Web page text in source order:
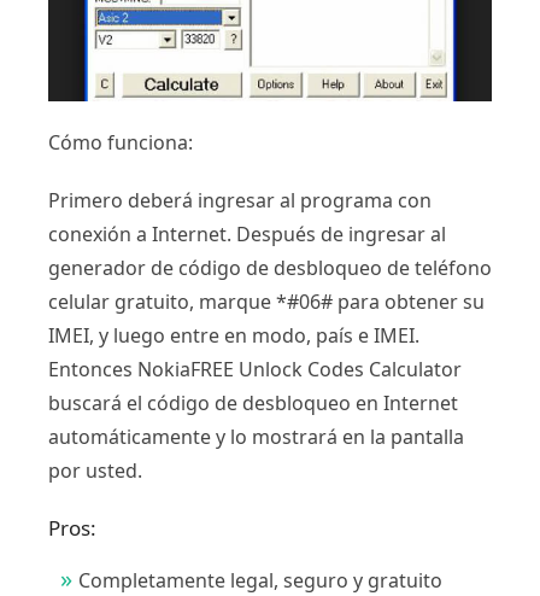
Cómo funciona:
Primero deberá ingresar al programa con
conexión a Internet. Después de ingresar al
generador de código de desbloqueo de teléfono
celular gratuito, marque *#06# para obtener su
IMEI, y luego entre en modo, país e IMEI.
Entonces NokiaFREE Unlock Codes Calculator
buscará el código de desbloqueo en Internet
automáticamente y lo mostrará en la pantalla
por usted.
Pros:
Completamente legal, seguro y gratuito